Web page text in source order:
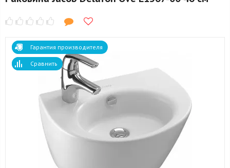
Гарантия производителя
Сравнить